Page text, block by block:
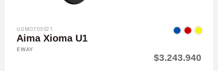
UGMOT03021
Aima Xioma U1
EWAY
$3.243.940